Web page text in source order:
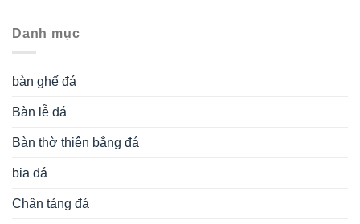
Danh mục
bàn ghế đá
Bàn lễ đá
Bàn thờ thiên bằng đá
bia đá
Chân tảng đá